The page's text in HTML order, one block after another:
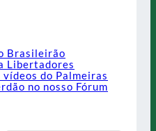
Brasileirão
Libertadores
do Palmeiras
no nosso Fórum